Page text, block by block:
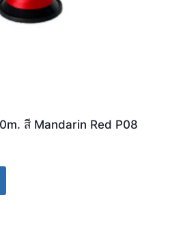
สี Mandarin Red P08